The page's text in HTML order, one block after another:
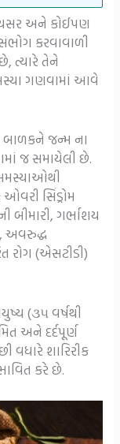
અને કોઈપણ
કરવાવાળી
ત્યારે તેને
ગણવામાં આવે
બાળકને જન્મ ના
જ સમાયેલી છે.
સિંડ્રોમ
ગર્ભાશય
અવરુદ્ધ
રોગ (એસટીડી)
(૩૫ વર્ષથી
અને દર્દપૂર્ણ
વધારે શારિરીક
કરે છે.